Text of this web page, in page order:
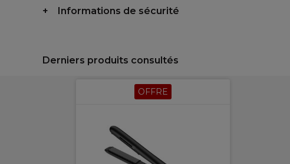
Informations de sécurité
Derniers produits consultés
OFFRE